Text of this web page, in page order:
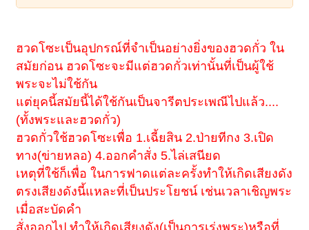
ฮวดโซะเป็นอุปกรณ์ที่จำเป็นอย่างยิ่งของฮวดกั่ว ใน
สมัยก่อน ฮวดโซะจะมีแต่ฮวดกั่วเท่านั้นที่เป็นผู้ใช้
พระจะไม่ใช้กัน
แต่ยุคนี้สมัยนี้ได้ใช้กันเป็นจารีตประเพณีไปแล้ว....
(ทั้งพระและฮวดกั่ว)
ฮวดกั่วใช้ฮวดโซะเพื่อ 1.เฉี้ยสิน 2.ป่ายทีกง 3.เปิด
ทาง(ข่ายหลอ) 4.ออกคำสั่ง 5.ไล่เสนียด
เหตุที่ใช้ก็เพื่อ ในการฟาดแต่ละครั้งทำให้เกิดเสียงดัง
ตรงเสียงดังนี้แหละที่เป็นประโยชน์ เช่นเวลาเชิญพระ
เมื่อสะบัดคำ
สั่งออกไป ทำให้เกิดเสียงดัง(เป็นการเร่งพระ)หรือที่